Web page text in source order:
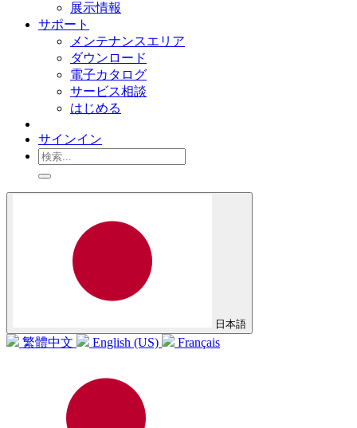
展示情報
サポート
メンテナンスエリア
ダウンロード
電子カタログ
サービス相談
はじめる
サインイン
日本語
繁體中文 English (US) Français